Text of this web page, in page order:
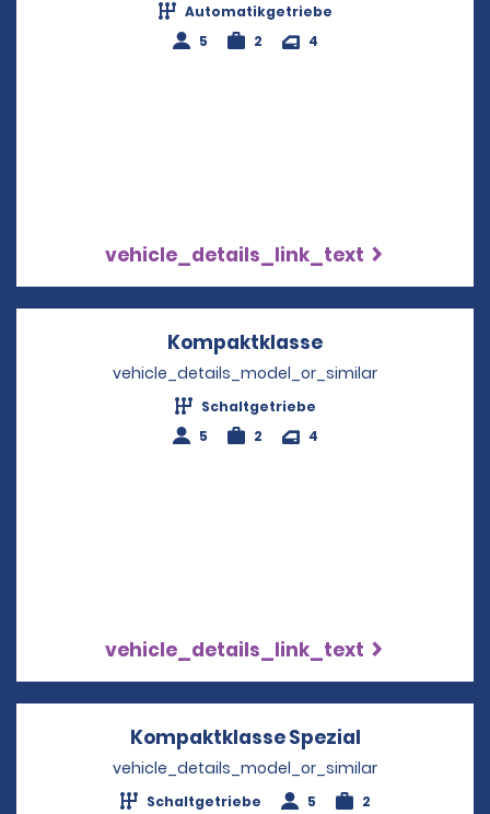
Automatikgetriebe
5
2 4
vehicle_details_link_text
Kompaktklasse
vehicle_details_model_or_similar
Schaltgetriebe
5
2 4
vehicle_details_link_text
Kompaktklasse Spezial
vehicle_details_model_or_similar
Schaltgetriebe 5 2